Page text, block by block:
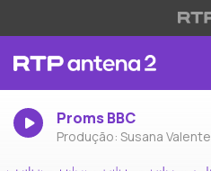
Proms BBC
Produção: Susana Valente